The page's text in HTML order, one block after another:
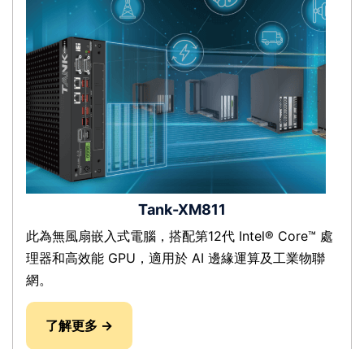
Tank-XM811
此為無風扇嵌入式電腦，搭配第12代 Intel® Core™ 處
理器和高效能 GPU，適用於 AI 邊緣運算及工業物聯
網。
了解更多 →